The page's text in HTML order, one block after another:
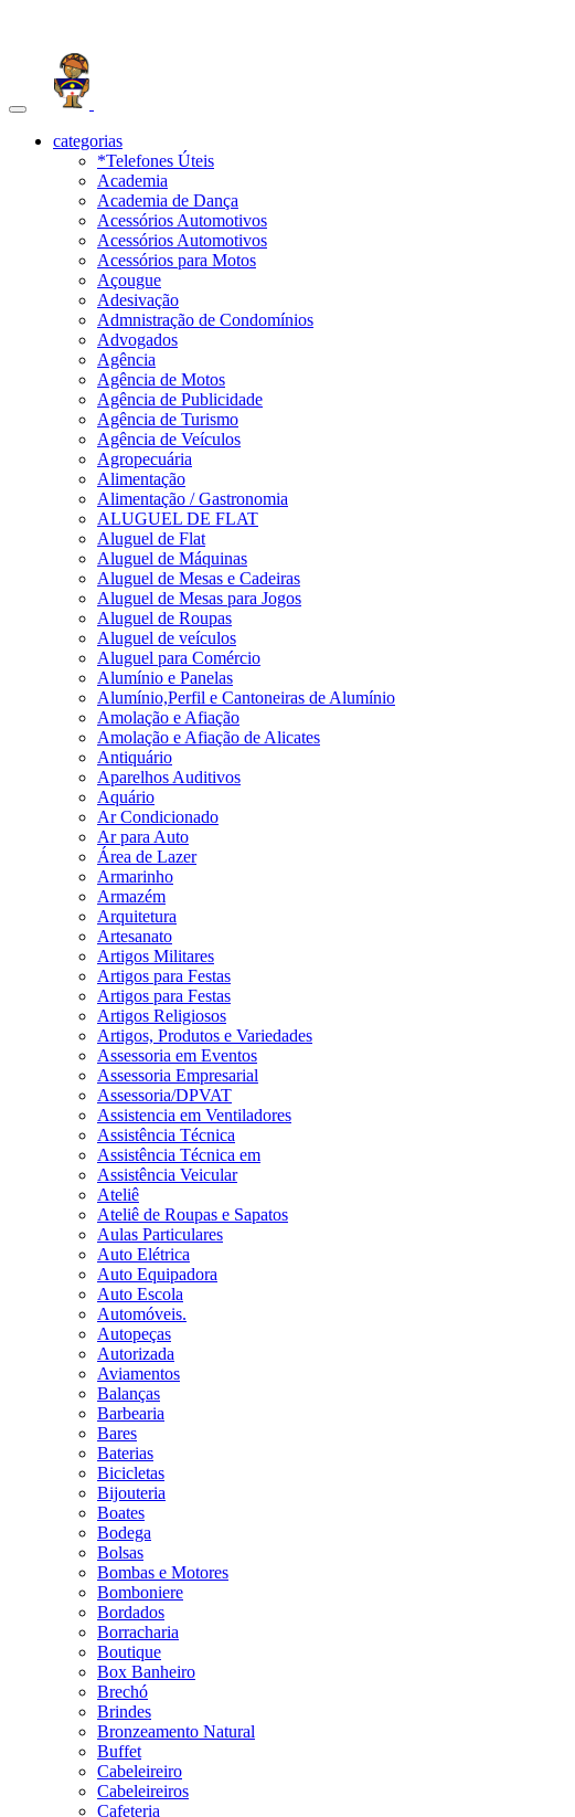
Toggle
navigationcategorias
*Telefones Úteis
Academia
Academia de Dança
Acessórios Automotivos
Acessórios Automotivos
Acessórios para Motos
Açougue
Adesivação
Admnistração de Condomínios
Advogados
Agência
Agência de Motos
Agência de Publicidade
Agência de Turismo
Agência de Veículos
Agropecuária
Alimentação
Alimentação / Gastronomia
ALUGUEL DE FLAT
Aluguel de Flat
Aluguel de Máquinas
Aluguel de Mesas e Cadeiras
Aluguel de Mesas para Jogos
Aluguel de Roupas
Aluguel de veículos
Aluguel para Comércio
Alumínio e Panelas
Alumínio,Perfil e Cantoneiras de Alumínio
Amolação e Afiação
Amolação e Afiação de Alicates
Antiquário
Aparelhos Auditivos
Aquário
Ar Condicionado
Ar para Auto
Área de Lazer
Armarinho
Armazém
Arquitetura
Artesanato
Artigos Militares
Artigos para Festas
Artigos para Festas
Artigos Religiosos
Artigos, Produtos e Variedades
Assessoria em Eventos
Assessoria Empresarial
Assessoria/DPVAT
Assistencia em Ventiladores
Assistência Técnica
Assistência Técnica em
Assistência Veicular
Ateliê
Ateliê de Roupas e Sapatos
Aulas Particulares
Auto Elétrica
Auto Equipadora
Auto Escola
Automóveis.
Autopeças
Autorizada
Aviamentos
Balanças
Barbearia
Bares
Baterias
Bicicletas
Bijouteria
Boates
Bodega
Bolsas
Bombas e Motores
Bomboniere
Bordados
Borracharia
Boutique
Box Banheiro
Brechó
Brindes
Bronzeamento Natural
Buffet
Cabeleireiro
Cabeleireiros
Cafeteria